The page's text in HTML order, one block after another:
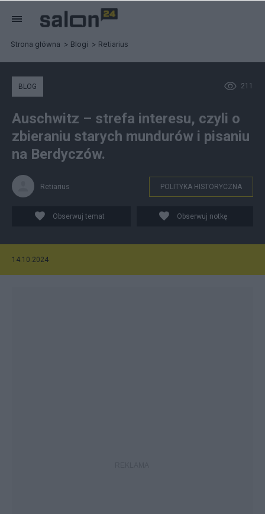
Strona główna Blogi Retiarius
211
BLOG
Auschwitz – strefa interesu, czyli o
zbieraniu starych mundurów i pisaniu
na Berdyczów.
Retiarius POLITYKA HISTORYCZNA
Obserwuj temat Obserwuj notkę
14.10.2024